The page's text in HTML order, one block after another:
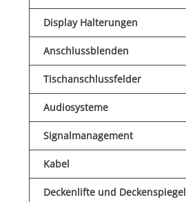
Display Halterungen
Anschlussblenden
Tischanschlussfelder
Audiosysteme
Signalmanagement
Kabel
Deckenlifte und Deckenspiegel